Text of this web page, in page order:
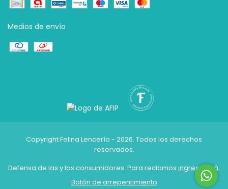
Medios de envío
Copyright Felina Lencería - 2026. Todos los derechos
reservados.
Defensa de las y los consumidores. Para reclamos ingresá acá.
Botón de arrepentimiento